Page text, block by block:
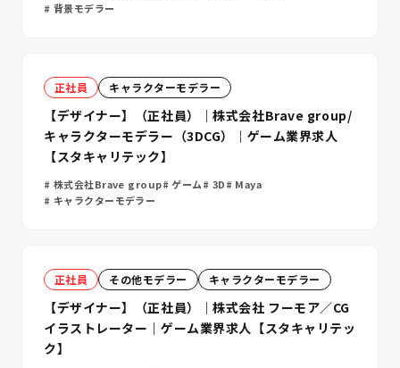
背景モデラー
正社員 キャラクターモデラー
【デザイナー】（正社員）｜株式会社Brave group/
キャラクターモデラー（3DCG）｜ゲーム業界求人
【スタキャリテック】
株式会社Brave group ゲーム 3D Maya
キャラクターモデラー
正社員 その他モデラー キャラクターモデラー
【デザイナー】（正社員）｜株式会社 フーモア／CG
イラストレーター｜ゲーム業界求人【スタキャリテッ
ク】